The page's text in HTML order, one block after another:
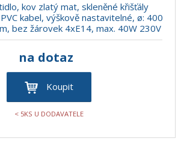
kov zlatý mat, skleněné křišťály
kabel, výškově nastavitelné, ø: 400
bez žárovek 4xE14, max. 40W 230V
na dotaz
Koupit
< 5KS U DODAVATELE